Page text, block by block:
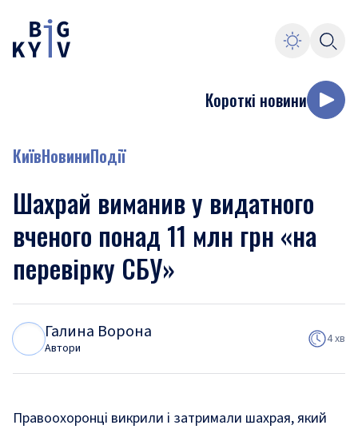
Короткі новини
КиївНовиниПодії
Шахрай виманив у видатного
вченого понад 11 млн грн «на
перевірку СБУ»
Галина Ворона
Автори
4 хв
Правоохоронці викрили і затримали шахрая, який